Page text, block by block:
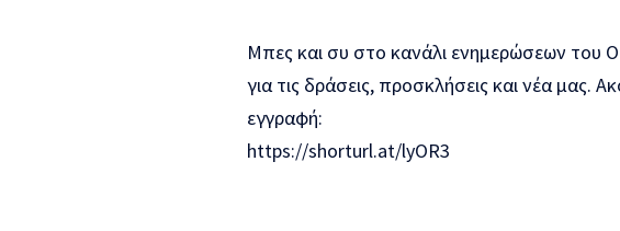
Μπες και συ στο κανάλι ενημερώσεων του
για τις δράσεις, προσκλήσεις και νέα
εγγραφή:
https://shorturl.at/lyOR3